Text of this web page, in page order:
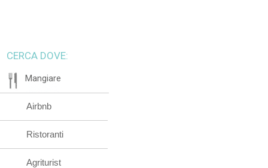
CERCA DOVE:
Mangiare
Airbnb
Ristoranti
Agriturist